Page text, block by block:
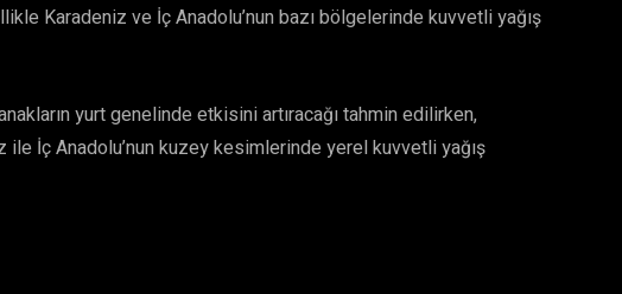
Karadeniz ve İç Anadolu’nun bazı bölgelerinde kuvvetli yağış
yurt genelinde etkisini artıracağı tahmin edilirken,
ile İç Anadolu’nun kuzey kesimlerinde yerel kuvvetli yağış